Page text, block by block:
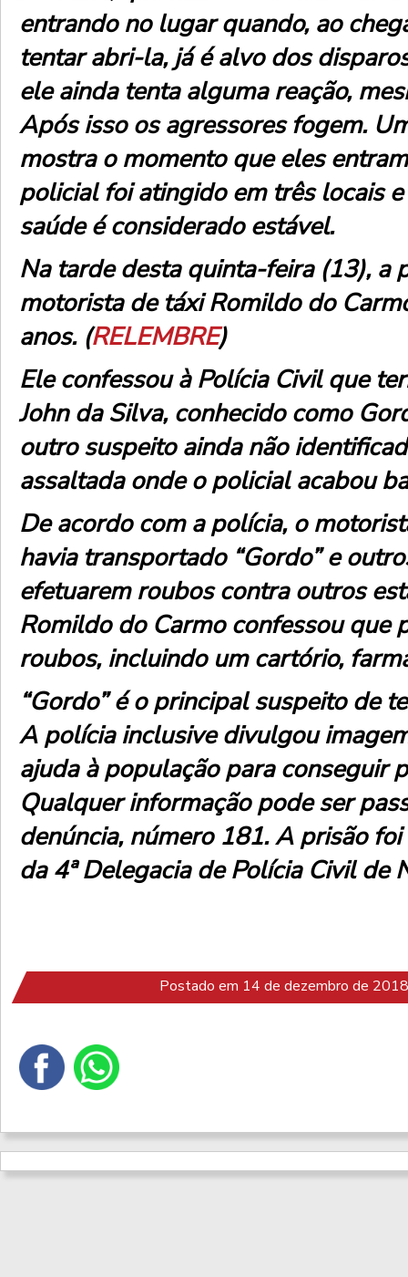
entrando no lugar quando, ao
tentar abri-la, já é alvo dos
ele ainda tenta alguma reação,
Após isso os agressores fogem.
mostra o momento que eles
policial foi atingido em três locais
saúde é considerado estável.
Na tarde desta quinta-feira (13), a
motorista de táxi Romildo do
anos. (RELEMBRE)
Ele confessou à Polícia Civil que
John da Silva, conhecido como
outro suspeito ainda não
assaltada onde o policial acabou
De acordo com a polícia, o
havia transportado “Gordo” e
efetuarem roubos contra outros
Romildo do Carmo confessou que
roubos, incluindo um cartório,
“Gordo” é o principal suspeito de
A polícia inclusive divulgou
ajuda à população para conseguir
Qualquer informação pode ser
denúncia, número 181. A prisão
da 4ª Delegacia de Polícia Civil de
Postado em 14 de dezembro de